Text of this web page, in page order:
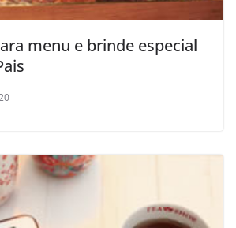
menu e brinde especial